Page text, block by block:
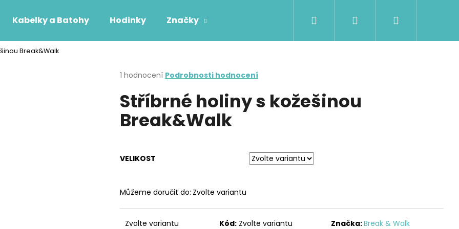
Kabelky a Batohy Hodinky Značky Přihlášení
Break&Walk
Průměrné
produktu
je
4,0
1 hodnocení Podrobnosti hodnocení
Stříbrné holiny s kožešinou
Break&Walk
VELIKOST
Můžeme doručit do: Zvolte variantu
Zvolte variantu Kód: Zvolte variantu Značka:Break & Walk
Co potřebujete najít?
HLEDAT